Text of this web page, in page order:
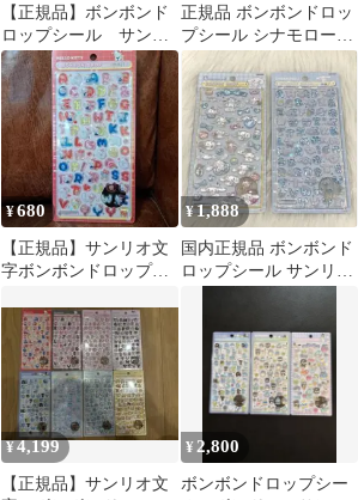
【正規品】ボンボンド
ロップシール サンリ
オ文字 はぴだんぶ
い ポチャッコ
正規品 ボンボンドロッ
プシール シナモロー
ル シナモン 3枚 ２
弾 ミニ 文字
¥680
【正規品】サンリオ文
字ボンボンドロップシ
¥1,888
国内正規品 ボンボンド
ロップシール サンリオ
¥4,199
【正規品】サンリオ文
¥ 2,800
ボンボンドロップシー